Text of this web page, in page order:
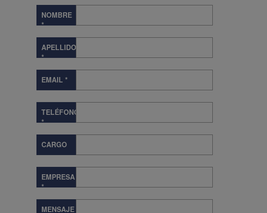
NOMBRE
*
APELLIDOS
*
EMAIL*
TELÉFONO
*
CARGO
EMPRESA
*
MENSAJE